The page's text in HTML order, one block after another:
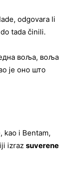
odgovara li
tada činili.
воља, воља
је оно што
kao i Bentam,
izraz suverene